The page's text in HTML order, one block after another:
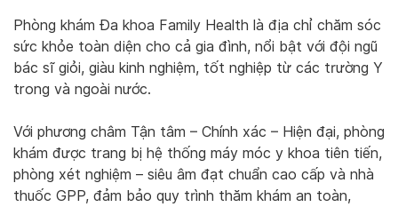
Phòng khám Đa khoa Family Health là địa chỉ chăm sóc
sức khỏe toàn diện cho cả gia đình, nổi bật với đội ngũ
bác sĩ giỏi, giàu kinh nghiệm, tốt nghiệp từ các trường Y
trong và ngoài nước.
Với phương châm Tận tâm – Chính xác – Hiện đại, phòng
khám được trang bị hệ thống máy móc y khoa tiên tiến,
phòng xét nghiệm – siêu âm đạt chuẩn cao cấp và nhà
thuốc GPP, đảm bảo quy trình thăm khám an toàn,